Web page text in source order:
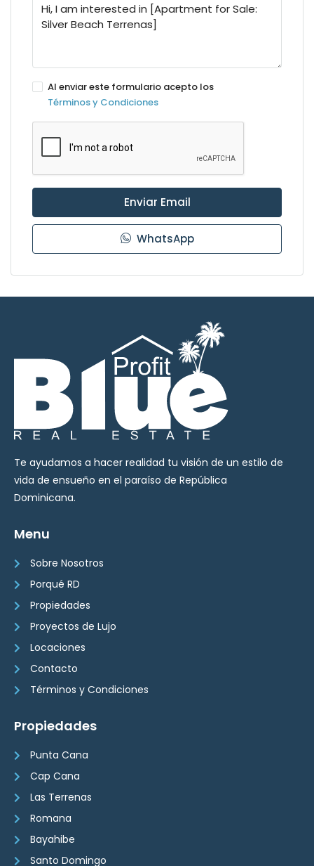
Al enviar este formulario acepto los
Términos y Condiciones
Enviar Email
WhatsApp
Te ayudamos a hacer realidad tu visión de un estilo de
vida de ensueño en el paraíso de República
Dominicana.
Menu
Sobre Nosotros
Porqué RD
Propiedades
Proyectos de Lujo
Locaciones
Contacto
Términos y Condiciones
Propiedades
Punta Cana
Cap Cana
Las Terrenas
Romana
Bayahibe
Santo Domingo